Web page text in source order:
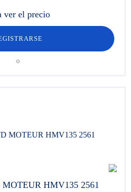
ver el precio
o
HMV135 2561